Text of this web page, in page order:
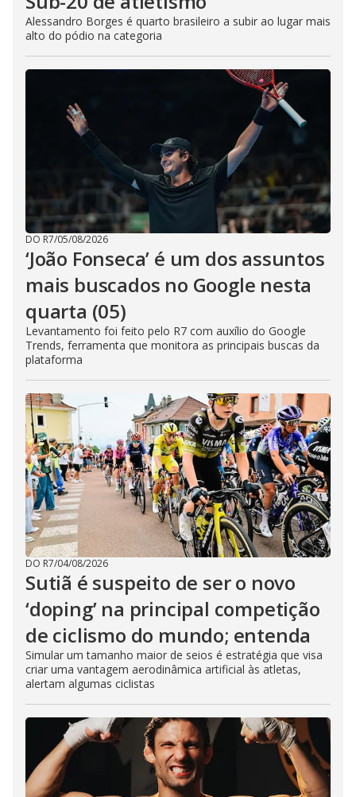
Alessandro Borges é quarto brasileiro a subir ao lugar mais
alto do pódio na categoria
DO R7/05/08/2026
‘João Fonseca’ é um dos assuntos
mais buscados no Google nesta
quarta (05)
Levantamento foi feito pelo R7 com auxílio do Google
Trends, ferramenta que monitora as principais buscas da
plataforma
DO R7/04/08/2026
Sutiã é suspeito de ser o novo
‘doping’ na principal competição
de ciclismo do mundo; entenda
Simular um tamanho maior de seios é estratégia que visa
criar uma vantagem aerodinâmica artificial às atletas,
alertam algumas ciclistas